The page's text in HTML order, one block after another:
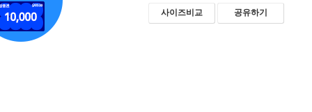
사이즈비교 공유하기